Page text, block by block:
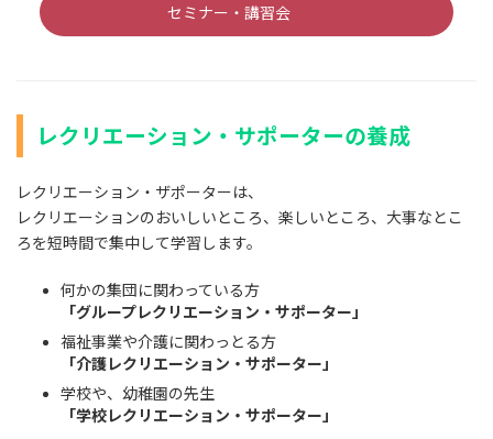
セミナー・講習会
レクリエーション・サポーターの養成
レクリエーション・ザポーターは、
レクリエーションのおいしいところ、楽しいところ、大事なとこ
ろを短時間で集中して学習します。
何かの集団に関わっている方
「グループレクリエーション・サポーター」
福祉事業や介護に関わっとる方
「介護レクリエーション・サポーター」
学校や、幼稚園の先生
「学校レクリエーション・サポーター」